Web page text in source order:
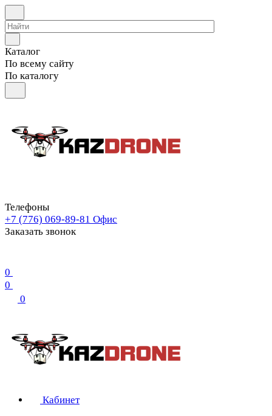
Каталог
По всему сайту
По каталогу
Телефоны
+7 (776) 069-89-81 Офис
Заказать звонок
0
0
0
Кабинет